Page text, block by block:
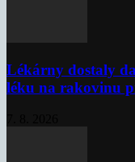
Lékárny dostaly
léku na rakovinu